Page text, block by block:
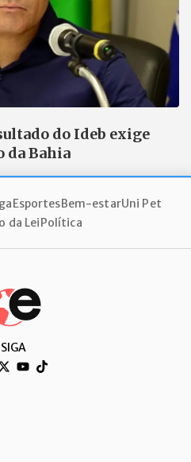
do Ideb exige
da Bahia
EsportesBem-estarUni Pet
da LeiPolítica
SIGA